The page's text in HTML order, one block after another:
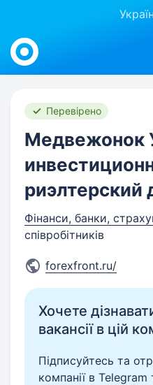
Work.ua
Перевірено
Медвежонок
риэлтерский
Фінанси, банки,
співробітників
forexfront.ru/
Хочете
вакансії в цій
Підписуйтесь та
компанії в Telegram